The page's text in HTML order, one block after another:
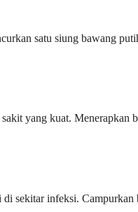
satu siung bawang
yang kuat.
sekitar infeksi.